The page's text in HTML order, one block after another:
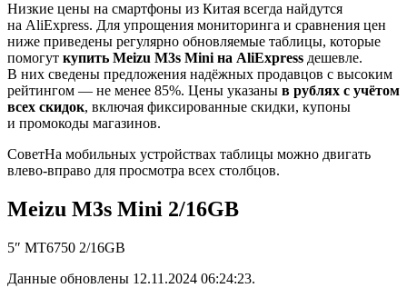
Низкие цены на смартфоны из Китая всегда найдутся
на AliExpress. Для упрощения мониторинга и сравнения цен
ниже приведены регулярно обновляемые таблицы, которые
помогут купить Meizu M3s Mini на AliExpress дешевле.
В них сведены предложения надёжных продавцов с высоким
рейтингом — не менее 85%. Цены указаны в рублях с учётом
всех скидок, включая фиксированные скидки, купоны
и промокоды магазинов.
СоветНа мобильных устройствах таблицы можно двигать
влево-вправо для просмотра всех столбцов.
Meizu M3s Mini 2/16GB
5″ MT6750 2/16GB
Данные обновлены 12.11.2024 06:24:23.